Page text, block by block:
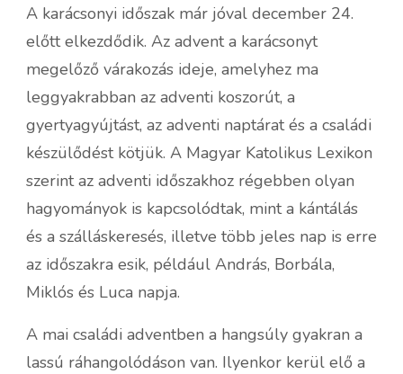
A karácsonyi időszak már jóval december 24.
előtt elkezdődik. Az advent a karácsonyt
megelőző várakozás ideje, amelyhez ma
leggyakrabban az adventi koszorút, a
gyertyagyújtást, az adventi naptárat és a családi
készülődést kötjük. A Magyar Katolikus Lexikon
szerint az adventi időszakhoz régebben olyan
hagyományok is kapcsolódtak, mint a kántálás
és a szálláskeresés, illetve több jeles nap is erre
az időszakra esik, például András, Borbála,
Miklós és Luca napja.
A mai családi adventben a hangsúly gyakran a
lassú ráhangolódáson van. Ilyenkor kerül elő a